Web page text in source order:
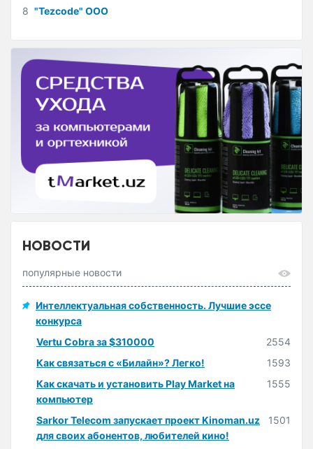
8 "Tezcode" ООО
НОВОСТИ
популярные новости
Интеллектуальная собственность. Лучшие эссе
конкурса
Vertu Cobra за $310000
2554
Как связаться с «Билайн»? Легко!
1593
Как скачать и установить Play Market на
компьютер
1555
Sarkor Telecom запускает проект Kinoman.uz
для своих абонентов, любителей кино!
1501